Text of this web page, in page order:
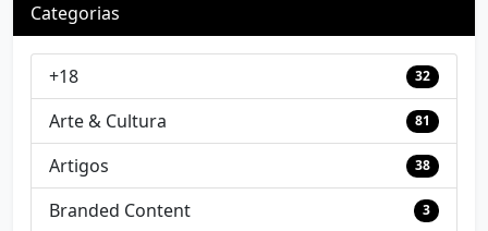
Categorias
+18 32
Arte & Cultura 81
Artigos 38
Branded Content 3